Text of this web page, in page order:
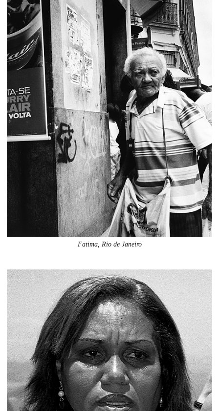
Fatima, Rio de Janeiro